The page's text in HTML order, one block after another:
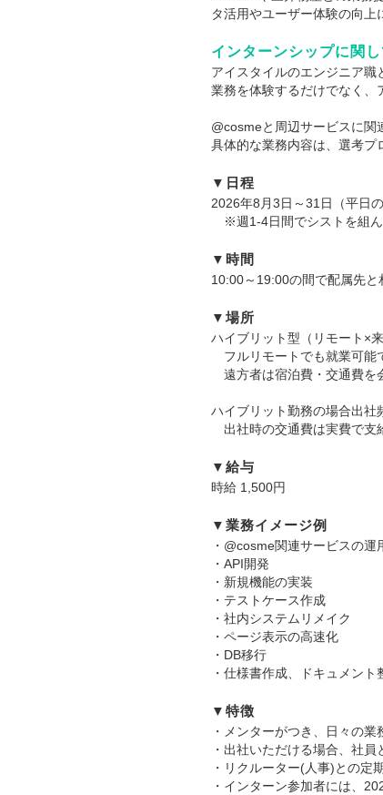
タ活用やユーザー体験の向上
インターンシップに関し
アイスタイルのエンジニア職
業務を体験するだけでなく、
@cosmeと周辺サービスに
具体的な業務内容は、選考プ
▼日程
2026年8月3日～31日（平日の
※週1-4日間でシストを組ん
▼時間
10:00～19:00の間で配属先と
▼場所
ハイブリット型（リモート×来
フルリモートでも就業可能
遠方者は宿泊費・交通費を
ハイブリット勤務の場合出社
出社時の交通費は実費で支
▼給与
時給 1,500円
▼業務イメージ例
・@cosme関連サービスの運
・API開発
・新規機能の実装
・テストケース作成
・社内システムリメイク
・ページ表示の高速化
・DB移行
・仕様書作成、ドキュメント
▼特徴
・メンターがつき、日々の
・出社いただける場合、社
・リクルーター(人事)との定
・インターン参加者には、